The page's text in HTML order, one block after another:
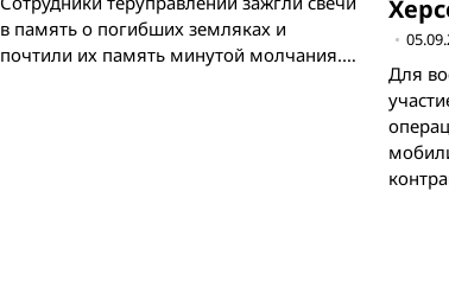
в память о погибших земляках и
почтили их память минутой молчания.…
Для